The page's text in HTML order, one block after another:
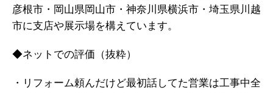
彦根市・岡山県岡山市・神奈川県横浜市・埼玉県川越
市に支店や展示場を構えています。
◆ネットでの評価（抜粋）
・リフォーム頼んだけど最初話してた営業は工事中全